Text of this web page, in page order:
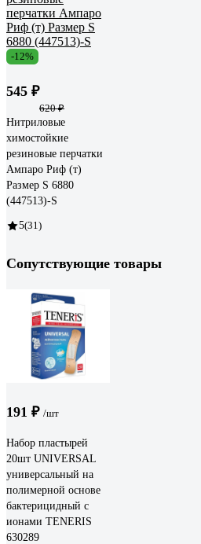
-12%
545 ₽
620 ₽
Нитриловые
химостойкие
резиновые перчатки
Ампаро Риф (т)
Размер S 6880
(447513)-S
5(31)
Сопутствующие товары
191 ₽ /шт
Набор пластырей
20шт UNIVERSAL
универсальный на
полимерной основе
бактерицидный с
ионами TENERIS
630289